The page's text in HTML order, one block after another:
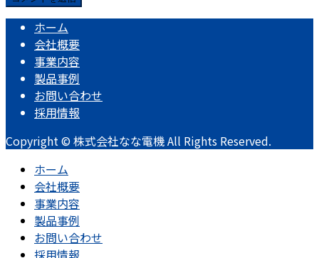
ホーム
会社概要
事業内容
製品事例
お問い合わせ
採用情報
Copyright © 株式会社なな電機 All Rights Reserved.
ホーム
会社概要
事業内容
製品事例
お問い合わせ
採用情報